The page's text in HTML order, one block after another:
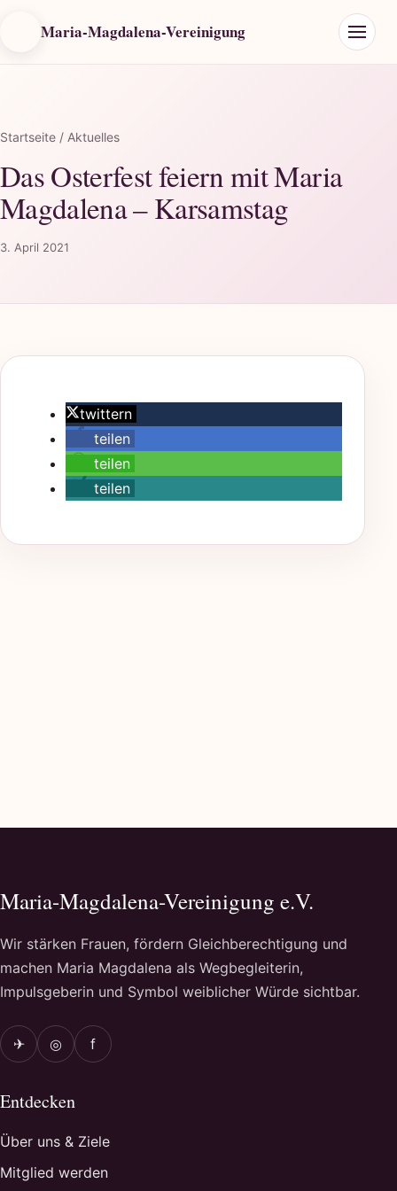
Maria-Magdalena-Vereinigung
Startseite / Aktuelles
Das Osterfest feiern mit Maria
Magdalena – Karsamstag
3. April 2021
twittern
teilen
teilen
teilen
Maria-Magdalena-Vereinigung e.V.
Wir stärken Frauen, fördern Gleichberechtigung und
machen Maria Magdalena als Wegbegleiterin,
Impulsgeberin und Symbol weiblicher Würde sichtbar.
✈ ◎ f
Entdecken
Über uns & Ziele
Mitglied werden